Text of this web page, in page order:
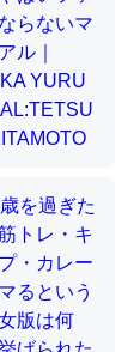
動物と貝
てナメク
海にいな
る。ぼ
ップで
かるので